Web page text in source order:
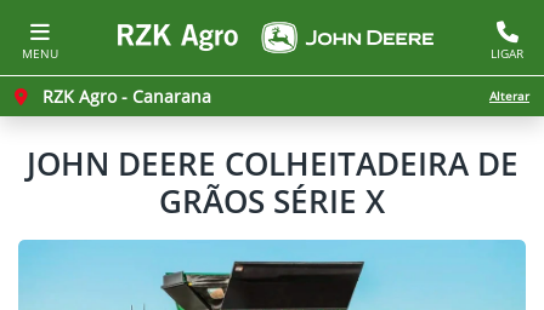
MENU LIGAR
RZK Agro - Canarana Alterar
JOHN DEERE COLHEITADEIRA DE
GRÃOS SÉRIE X